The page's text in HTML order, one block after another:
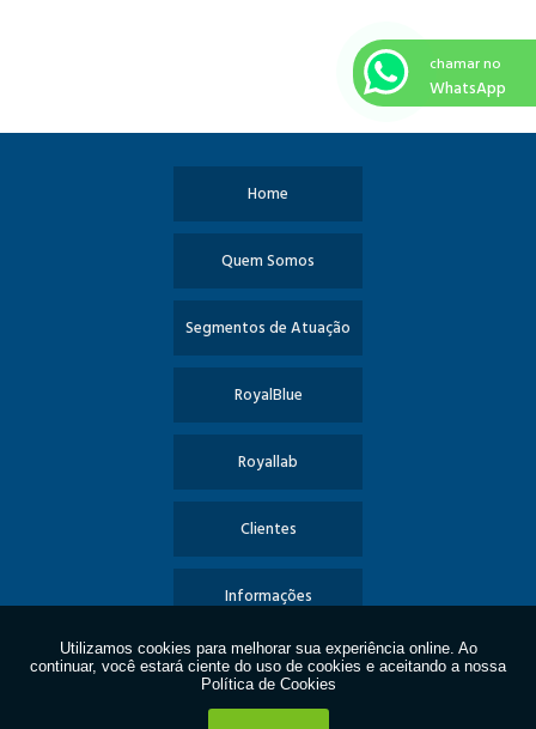
Home
Quem Somos
Segmentos de Atuação
RoyalBlue
Royallab
Clientes
Informações
Contato
chamar no
WhatsApp